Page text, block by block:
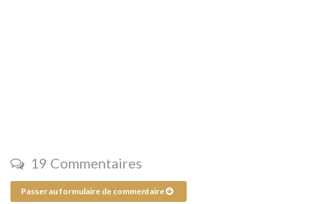
19 Commentaires
Passer au formulaire de commentaire